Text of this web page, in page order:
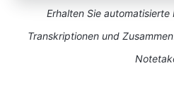
Erhalten Sie
Transkriptionen und